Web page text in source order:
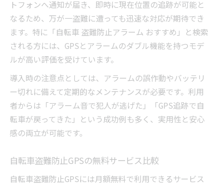
トフォンへ通知が届き、即時に現在位置の追跡が可能と
なるため、万が一盗難に遭っても迅速な対応が期待でき
ます。特に「自転車 盗難防止アラーム おすすめ」と検索
される方には、GPSとアラームのダブル機能を持つモデ
ルが高い評価を受けています。
導入時の注意点としては、アラームの誤作動やバッテリ
ー切れに備えて定期的なメンテナンスが必要です。利用
者からは「アラーム音で犯人が逃げた」「GPS追跡で自
転車が戻ってきた」という成功例も多く、実用性と安心
感の両立が可能です。
自転車盗難防止GPSの無料サービス比較
自転車盗難防止GPSには月額無料で利用できるサービス